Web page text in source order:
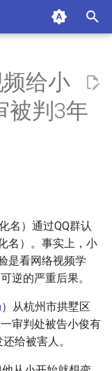
频给小
被判3年
名）通过QQ群认
名）。事实上，小
是看网络视频学
逆的严重后果。
）从杭州市拱墅区
审判处被告小俊有
给被害人。